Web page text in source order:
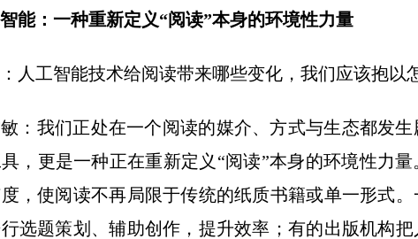
：一种重新定义“阅读”本身的环境性力量
工智能技术给阅读带来哪些变化，我们应该抱以
我们正处在一个阅读的媒介、方式与生态都发生
，更是一种正在重新定义“阅读”本身的环境性力
，使阅读不再局限于传统的纸质书籍或单一形式
选题策划、辅助创作，提升效率；有的出版机构